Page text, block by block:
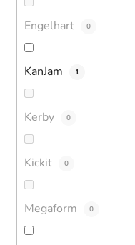
Engelhart 0
KanJam 1
Kerby 0
Kickit 0
Megaform 0